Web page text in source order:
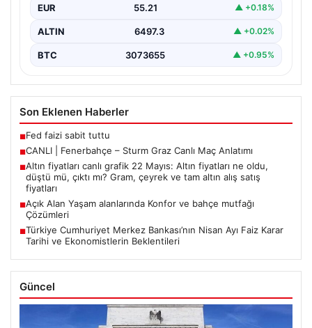
EUR 55.21 ▲ +0.18%
ALTIN 6497.3 ▲ +0.02%
BTC 3073655 ▲ +0.95%
Son Eklenen Haberler
■Fed faizi sabit tuttu
■CANLI | Fenerbahçe – Sturm Graz Canlı Maç Anlatımı
■Altın fiyatları canlı grafik 22 Mayıs: Altın fiyatları ne oldu,
düştü mü, çıktı mı? Gram, çeyrek ve tam altın alış satış
fiyatları
■Açık Alan Yaşam alanlarında Konfor ve bahçe mutfağı
Çözümleri
■Türkiye Cumhuriyet Merkez Bankası’nın Nisan Ayı Faiz Karar
Tarihi ve Ekonomistlerin Beklentileri
Güncel